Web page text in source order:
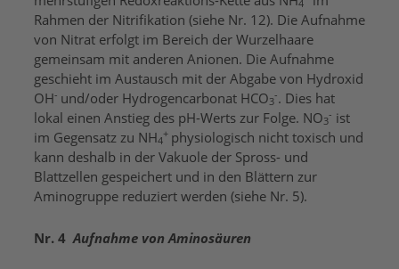
4
Rahmen der Nitrifikation (siehe Nr. 12). Die Aufnahme
von Nitrat erfolgt im Bereich der Wurzelhaare
gemeinsam mit anderen Anionen. Die Aufnahme
geschieht im Austausch mit der Abgabe von Hydroxid
OH- und/oder Hydrogencarbonat HCO3
-. Dies hat
lokal einen Anstieg des pH-Werts zur Folge. NO3
- ist
im Gegensatz zu NH4
+ physiologisch nicht toxisch und
kann deshalb in der Vakuole der Spross- und
Blattzellen gespeichert und in den Blättern zur
Aminogruppe reduziert werden (siehe Nr. 5).
Nr. 4Aufnahme von Aminosäuren